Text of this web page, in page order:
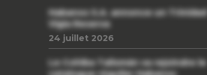
Habanos S.A. annonce un Trinidad
Vigia Reserva
24 juillet 2026
Le Cohiba Talismán va rejoindre le